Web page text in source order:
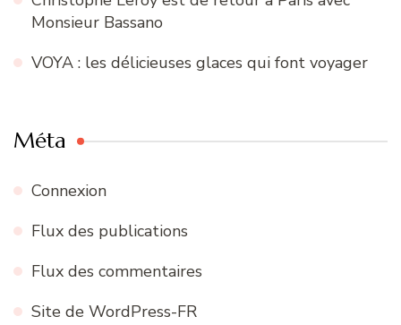
Monsieur Bassano
VOYA : les délicieuses glaces qui font voyager
Méta
Connexion
Flux des publications
Flux des commentaires
Site de WordPress-FR